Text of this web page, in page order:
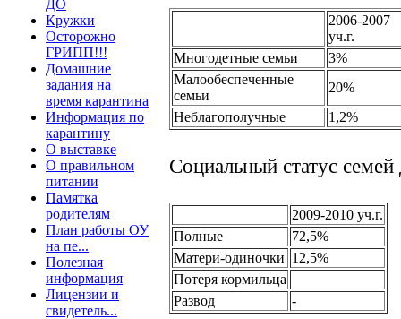
ДО
Кружки
Осторожно
ГРИПП!!!
Домашние
задания на
время карантина
Информация по
карантину
О выставке
О правильном
питании
Памятка
родителям
План работы ОУ
на пе...
Полезная
информация
Лицензии и
свидетель...
2006-2007
уч.г.
Многодетные семьи
3%
Малообеспеченные
семьи
20%
Неблагополучные
1,2%
Социальный статус
2009-2010 уч.г.
Полные
72,5%
Матери-одиночки 12,5%
Потеря кормильца
Развод
-